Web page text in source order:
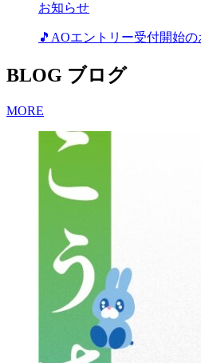
お知らせ
🎵AOエントリー受付開始の
BLOG ブログ
MORE